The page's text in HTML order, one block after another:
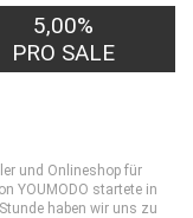
5,00%
PRO SALE
und Onlineshop für
YOUMODO startete in
haben wir uns zu